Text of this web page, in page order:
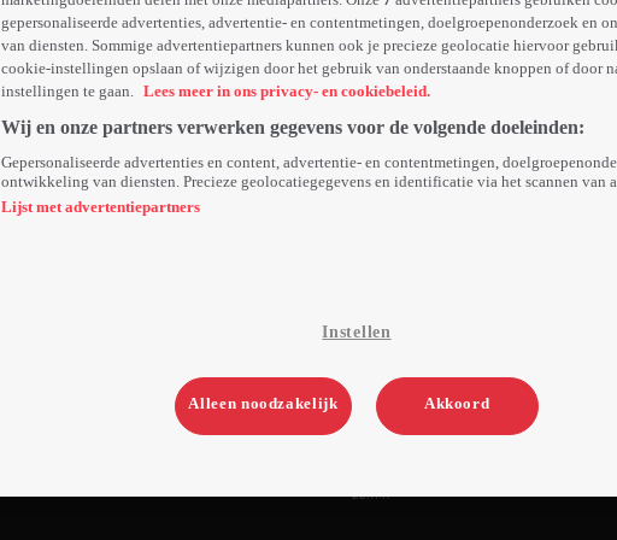
22min
gepersonaliseerde advertenties, advertentie- en contentmetingen, doelgroepenonderzoek en
van diensten. Sommige advertentiepartners kunnen ook je precieze geolocatie hiervoor
cookie-instellingen opslaan of wijzigen door het gebruik van onderstaande knoppen of door
instellingen te gaan. Lees meer in ons privacy- en cookiebeleid.
Wij en onze partners verwerken gegevens voor de volgende doeleinden:
Gepersonaliseerde advertenties en content, advertentie- en contentmetingen,
ontwikkeling van diensten. Precieze geolocatiegegevens en identificatie via het scannen van
Lijst met advertentiepartners
Instellen
Alleen noodzakelijk Akkoord